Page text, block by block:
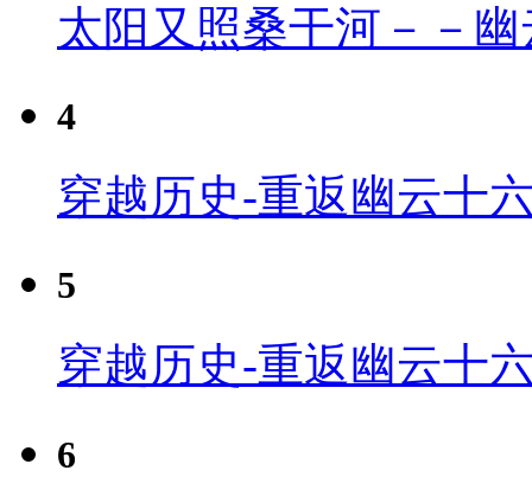
太阳又照桑干河－－
4
穿越历史-重返幽云十
5
穿越历史-重返幽云十
6